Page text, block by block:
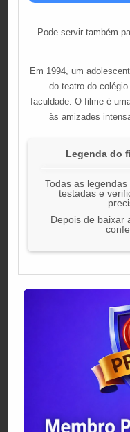
Pode servir também
Em 1994, um
do teatro do
faculdade. O filme é
às amizades
Legenda do
Todas as
testadas e
Depois de baixar